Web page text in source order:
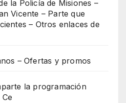
la Policía de Misiones –
Vicente – Parte que
– Otros enlaces de
– Ofertas y promos
la programación